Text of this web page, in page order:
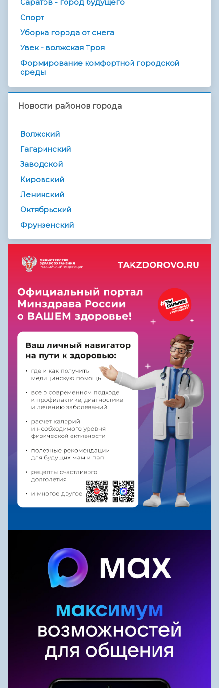
Саратов - город будущего
Спорт
Уборка города от снега
Увек - волжская Троя
Формирование комфортной городской
среды
Новости районов города
Волжский
Гагаринский
Заводской
Кировский
Ленинский
Октябрьский
Фрунзенский